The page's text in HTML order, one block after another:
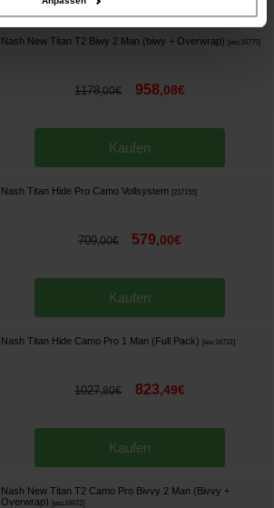
Nash New Titan T2 Biwy 2 Man (biwy + Overwrap) [esc16775]
1178,00€ 958,08€
Kaufen
Nash Titan Hide Pro Camo Vollsystem 217155]
709,00€ 579,00€
Kaufen
Nash Titan Hide Camo Pro 1 Man (Full Pack) [esc16731]
1027,80€ 823,49€
Kaufen
Nash New Titan T2 Camo Pro Bivvy 2 Man (Bivvy +
Overwrap)
[esc16672]